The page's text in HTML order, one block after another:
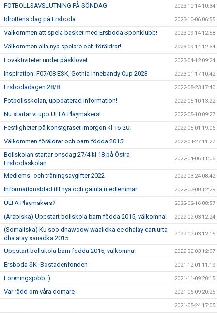
FOTBOLLSAVSLUTNING PÅ SÖNDAG 2023-10-14 10:34
Idrottens dag på Ersboda 2023-10-06 06:55
Välkommen att spela basket med Ersboda Sportklubb! 2023-09-14 12:58
Välkommen alla nya spelare och föräldrar! 2023-09-14 12:34
Lovaktiviteter under påsklovet 2023-04-12 09:24
Inspiration: F07/08 ESK, Gothia Innebandy Cup 2023 2023-01-17 10:42
Ersbodadagen 28/8 2022-08-23 17:40
Fotbollsskolan, uppdaterad information! 2022-05-10 13:22
Nu startar vi upp UEFA Playmakers! 2022-05-10 09:27
Festligheter på konstgräset imorgon kl 16-20! 2022-05-01 19:06
Välkommen föräldrar och barn födda 2015! 2022-04-27 11:27
Bollskolan startar onsdag 27/4 kl 18 på Östra
Ersbodaskolan
2022-04-06 11:06
Medlems- och träningsavgifter 2022 2022-03-24 08:42
Informationsblad till nya och gamla medlemmar 2022-03-08 12:29
UEFA Playmakers? 2022-02-16 08:57
(Arabiska) Uppstart bollskola barn födda 2015, välkomna! 2022-02-03 12:24
(Somaliska) Ku soo dhawoow waalidka ee dhalay caruurta
dhalatay sanadka 2015
2022-02-03 12:15
Uppstart bollskola barn födda 2015, välkomna! 2022-02-03 12:07
Ersboda SK- Bostadenfonden 2021-12-01 11:19
Föreningsjobb :) 2021-11-09 20:15
Var rädd om våra domare 2021-06-09 20:25
2021-05-24 17:05